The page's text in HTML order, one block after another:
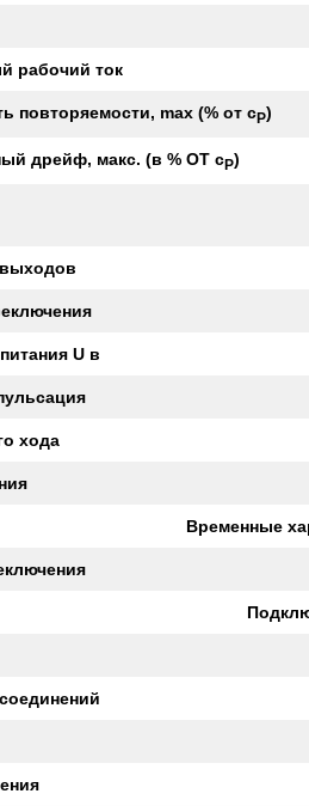
рабочий ток
повторяемости, max (% от сР)
дрейф, макс. (в % ОТ сР)
U в
хода
Временные